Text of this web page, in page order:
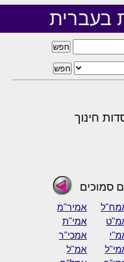
בעברית
חינוך
סמוכים
אמיר"מ
אמי"ת
אמכי"ר
אמ"ל